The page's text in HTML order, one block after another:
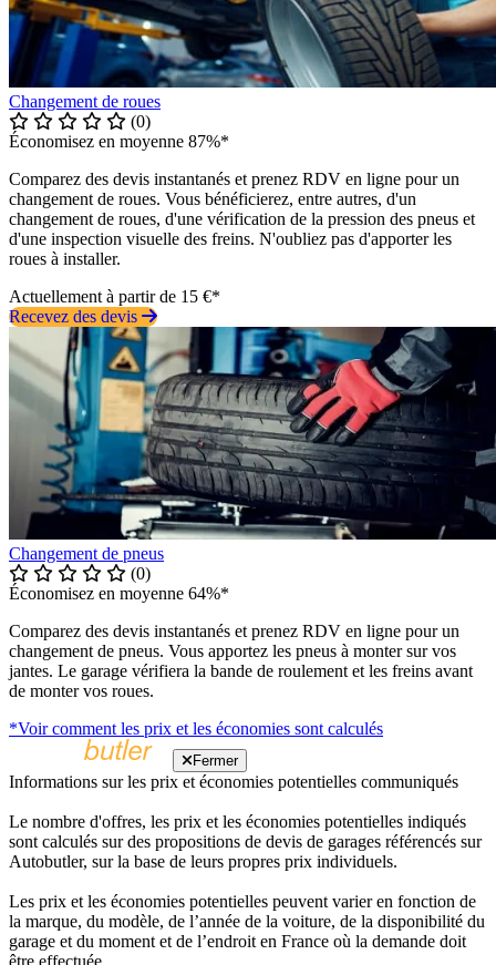
Changement de roues
(0)
Économisez en moyenne 87%*
Comparez des devis instantanés et prenez RDV en ligne pour un
changement de roues. Vous bénéficierez, entre autres, d'un
changement de roues, d'une vérification de la pression des pneus et
d'une inspection visuelle des freins. N'oubliez pas d'apporter les
roues à installer.
Actuellement à partir de 15 €*
Recevez des devis
Changement de pneus
(0)
Économisez en moyenne 64%*
Comparez des devis instantanés et prenez RDV en ligne pour un
changement de pneus. Vous apportez les pneus à monter sur vos
jantes. Le garage vérifiera la bande de roulement et les freins avant
de monter vos roues.
*Voir comment les prix et les économies sont calculés
Fermer
Informations sur les prix et économies potentielles communiqués
Le nombre d'offres, les prix et les économies potentielles indiqués
sont calculés sur des propositions de devis de garages référencés sur
Autobutler, sur la base de leurs propres prix individuels.
Les prix et les économies potentielles peuvent varier en fonction de
la marque, du modèle, de l’année de la voiture, de la disponibilité du
garage et du moment et de l’endroit en France où la demande doit
être effectuée.